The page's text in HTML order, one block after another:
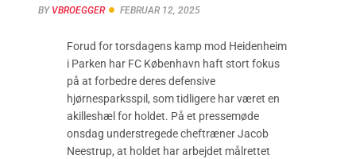
BY VBROEGGER FEBRUAR 12, 2025
Forud for torsdagens kamp mod Heidenheim
i Parken har FC København haft stort fokus
på at forbedre deres defensive
hjørnesparksspil, som tidligere har været en
akilleshæl for holdet. På et pressemøde
onsdag understregede cheftræner Jacob
Neestrup, at holdet har arbejdet målrettet